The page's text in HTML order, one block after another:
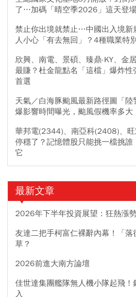
了…加碼「晴空季2026」這天登
禁止你出境就禁止…中國出入境
人小心「有去無回」？4種職業特
欣興、南電、景碩、臻鼎-KY、金
最賺？杜金龍點名「這檔」爆炸
首選
天氣／白海豚颱風最新路徑圖「
爆影響時間曝光，颱風假機率多
華邦電(2344)、南亞科(2408)、
停穩了？記憶體股只能挑一檔挑
它
最新文章
2026年下半年投資展望：狂熱漲
友達二把手柯富仁裸辭內幕！「落
草？
2026前進大南方論壇
佳世達集團艦隊無人機小隊起飛！
入